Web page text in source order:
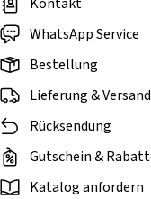
WhatsApp Service
Bestellung
Lieferung &
Rücksendung
Gutschein &
Katalog anfordern